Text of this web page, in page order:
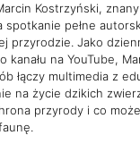
Kostrzyński,
spotkanie pełne
przyrodzie. Jako
kanału na YouTube,
łączy multimedia z
na życie dzikich
przyrody i co